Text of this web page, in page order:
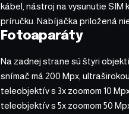
kábel, nástroj na vysunutie SIM
príručku. Nabíjačka priložená
Fotoaparáty
Na zadnej strane sú štyri
snímač má 200 Mpx,
teleobjektív s 3x zoomom 10
teleobjektív s 5x zoomom 50